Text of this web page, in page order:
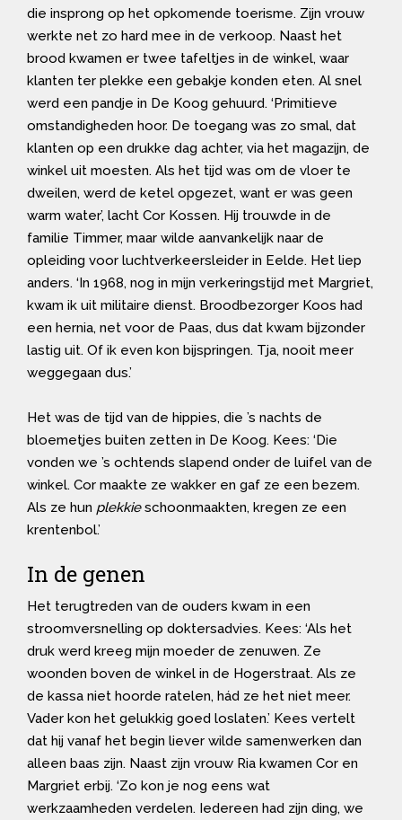
die insprong op het opkomende toerisme. Zijn vrouw
werkte net zo hard mee in de verkoop. Naast het
brood kwamen er twee tafeltjes in de winkel, waar
klanten ter plekke een gebakje konden eten. Al snel
werd een pandje in De Koog gehuurd. ‘Primitieve
omstandigheden hoor. De toegang was zo smal, dat
klanten op een drukke dag achter, via het magazijn, de
winkel uit moesten. Als het tijd was om de vloer te
dweilen, werd de ketel opgezet, want er was geen
warm water’, lacht Cor Kossen. Hij trouwde in de
familie Timmer, maar wilde aanvankelijk naar de
opleiding voor luchtverkeersleider in Eelde. Het liep
anders. ‘In 1968, nog in mijn verkeringstijd met Margriet,
kwam ik uit militaire dienst. Broodbezorger Koos had
een hernia, net voor de Paas, dus dat kwam bijzonder
lastig uit. Of ik even kon bijspringen. Tja, nooit meer
weggegaan dus.’
Het was de tijd van de hippies, die ’s nachts de
bloemetjes buiten zetten in De Koog. Kees: ‘Die
vonden we ’s ochtends slapend onder de luifel van de
winkel. Cor maakte ze wakker en gaf ze een bezem.
Als ze hun plekkieschoonmaakten, kregen ze een
krentenbol.’
In de genen
Het terugtreden van de ouders kwam in een
stroomversnelling op doktersadvies. Kees: ‘Als het
druk werd kreeg mijn moeder de zenuwen. Ze
woonden boven de winkel in de Hogerstraat. Als ze
de kassa niet hoorde ratelen, hád ze het niet meer.
Vader kon het gelukkig goed loslaten.’ Kees vertelt
dat hij vanaf het begin liever wilde samenwerken dan
alleen baas zijn. Naast zijn vrouw Ria kwamen Cor en
Margriet erbij. ‘Zo kon je nog eens wat
werkzaamheden verdelen. Iedereen had zijn ding, we